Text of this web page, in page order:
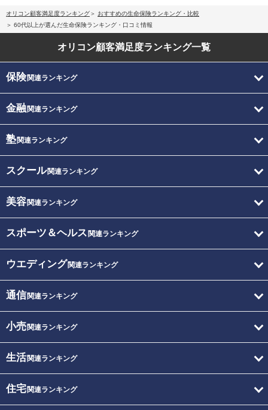
オリコン顧客満足度ランキング
おすすめの生命保険ランキング・比較
60代以上が選んだ生命保険ランキング・口コミ情報
オリコン顧客満足度ランキング一覧
保険関連ランキング
金融関連ランキング
塾関連ランキング
スクール関連ランキング
美容関連ランキング
スポーツ＆ヘルス 関連ランキング
ウエディング関連ランキング
通信関連ランキング
小売関連ランキング
生活関連ランキング
住宅関連ランキング